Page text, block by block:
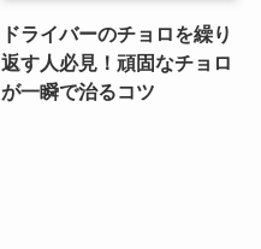
ドライバーのチョロを繰り
返す人必見！頑固なチョロ
が一瞬で治るコツ